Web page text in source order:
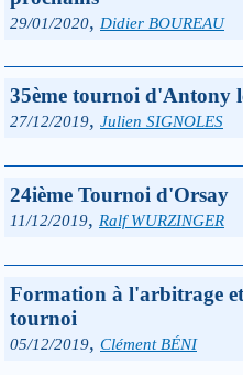
29/01/2020, Didier BOUREAU
35ème tournoi d'Antony
27/12/2019, Julien SIGNOLES
24ième Tournoi d'Orsay
11/12/2019, Ralf WURZINGER
Formation à l'arbitrage
tournoi
05/12/2019, Clément BÉNI